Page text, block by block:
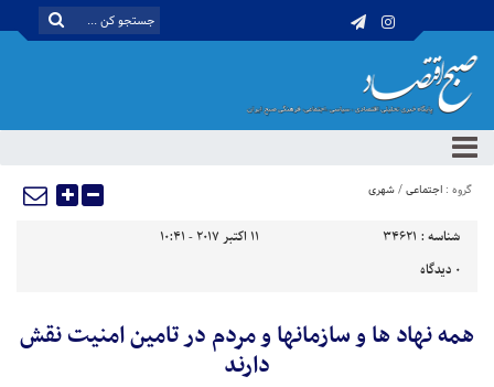
گروه : اجتماعی/شهری
شناسه : 34621
11 اکتبر 2017 - 10:41
0 دیدگاه
همه نهاد ها و سازمانها و مردم در تامین امنیت نقش
دارند